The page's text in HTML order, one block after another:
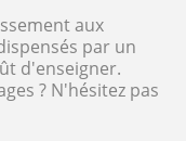
aux
par un
d'enseigner.
? N'hésitez pas